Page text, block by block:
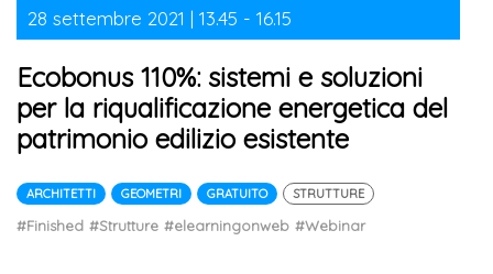
28 settembre 2021 | 13.45 - 16.15
Ecobonus 110%: sistemi e soluzioni
per la riqualificazione energetica del
patrimonio edilizio esistente
ARCHITETTI GEOMETRI GRATUITO STRUTTURE
#Finished #Strutture #elearningonweb #Webinar